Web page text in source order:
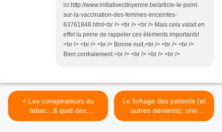
ici:http://www.initiativecitoyenne.be/article-le-point-
sur-la-vaccination-des-femmes-enceintes-
63761848.html<br /> <br /> <br /> Mais cela valait en
effet la peine de rappeler ces éléments importants!
<br /> <br /> <br /> Bonne nuit,<br /> <br /> <br />
Bien cordialement.<br /> <br /> <br /> <br />
< Les conspirateurs du
tabac...& quid des
fabricants de vaccins??
Le fichage des patients (et
autres déviants): une
énorme dérive en